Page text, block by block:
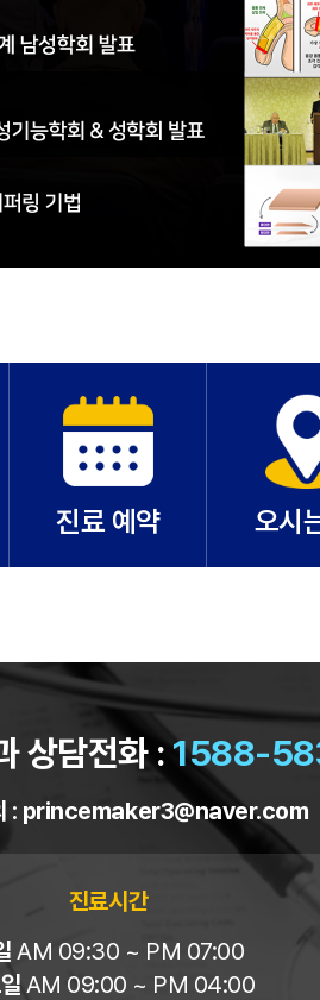
진료 예약 오시
상담전화 :1588-
: princemaker3@naver.com
진료시간
AM 09:30 ~ PM 07:00
AM 09:00 ~ PM 04:00